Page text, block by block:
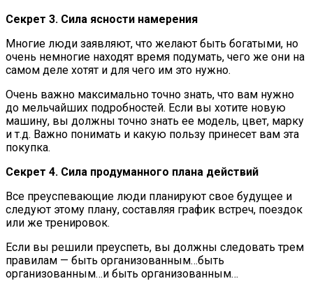
Секрет 3. Сила ясности намерения
Многие люди заявляют, что желают быть богатыми, но
очень немногие находят время подумать, чего же они на
самом деле хотят и для чего им это нужно.
Очень важно максимально точно знать, что вам нужно
до мельчайших подробностей. Если вы хотите новую
машину, вы должны точно знать ее модель, цвет, марку
и т.д. Важно понимать и какую пользу принесет вам эта
покупка.
Секрет 4. Сила продуманного плана действий
Все преуспевающие люди планируют свое будущее и
следуют этому плану, составляя график встреч, поездок
или же тренировок.
Если вы решили преуспеть, вы должны следовать трем
правилам — быть организованным…быть
организованным…и быть организованным…